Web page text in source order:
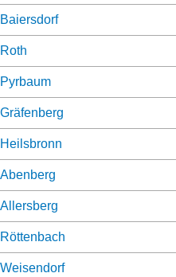
Baiersdorf
Roth
Pyrbaum
Gräfenberg
Heilsbronn
Abenberg
Allersberg
Röttenbach
Weisendorf